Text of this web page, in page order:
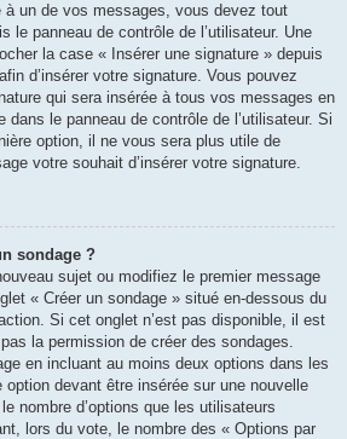
à un de vos messages, vous devez tout
le panneau de contrôle de l’utilisateur. Une
la case « Insérer une signature » depuis
d’insérer votre signature. Vous pouvez
qui sera insérée à tous vos messages en
dans le panneau de contrôle de l’utilisateur. Si
option, il ne vous sera plus utile de
votre souhait d’insérer votre signature.
sondage ?
sujet ou modifiez le premier message
« Créer un sondage » situé en-dessous du
Si cet onglet n’est pas disponible, il est
la permission de créer des sondages.
en incluant au moins deux options dans les
devant être insérée sur une nouvelle
nombre d’options que les utilisateurs
lors du vote, le nombre des « Options par